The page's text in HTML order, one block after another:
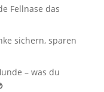
Fellnase das
sichern, sparen
– was du